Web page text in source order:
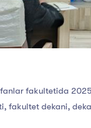
fakultetida
fakultet dekani,